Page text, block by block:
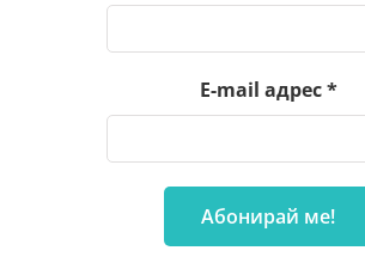
E-mail адрес*